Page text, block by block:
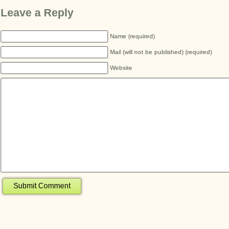
Leave a Reply
Name (required)
Mail (will not be published) (required)
Website